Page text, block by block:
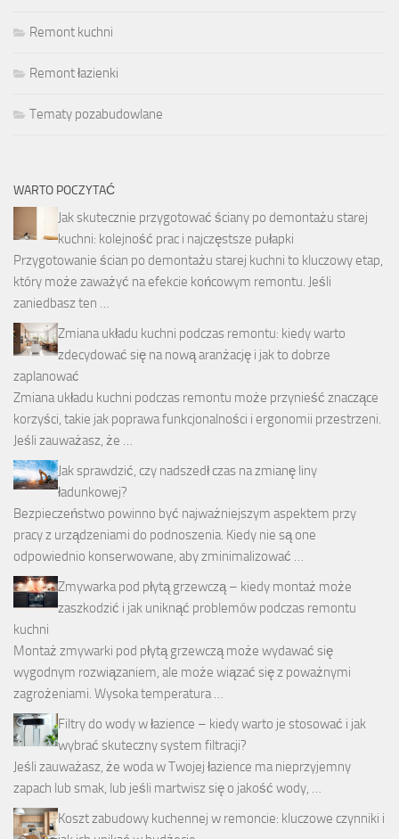
Remont kuchni
Remont łazienki
Tematy pozabudowlane
WARTO POCZYTAĆ
Jak skutecznie przygotować ściany po demontażu starej
kuchni: kolejność prac i najczęstsze pułapki
Przygotowanie ścian po demontażu starej kuchni to kluczowy etap,
który może zaważyć na efekcie końcowym remontu. Jeśli
zaniedbasz ten …
Zmiana układu kuchni podczas remontu: kiedy warto
zdecydować się na nową aranżację i jak to dobrze
zaplanować
Zmiana układu kuchni podczas remontu może przynieść znaczące
korzyści, takie jak poprawa funkcjonalności i ergonomii przestrzeni.
Jeśli zauważasz, że …
Jak sprawdzić, czy nadszedł czas na zmianę liny
ładunkowej?
Bezpieczeństwo powinno być najważniejszym aspektem przy
pracy z urządzeniami do podnoszenia. Kiedy nie są one
odpowiednio konserwowane, aby zminimalizować …
Zmywarka pod płytą grzewczą – kiedy montaż może
zaszkodzić i jak uniknąć problemów podczas remontu
kuchni
Montaż zmywarki pod płytą grzewczą może wydawać się
wygodnym rozwiązaniem, ale może wiązać się z poważnymi
zagrożeniami. Wysoka temperatura …
Filtry do wody w łazience – kiedy warto je stosować i jak
wybrać skuteczny system filtracji?
Jeśli zauważasz, że woda w Twojej łazience ma nieprzyjemny
zapach lub smak, lub jeśli martwisz się o jakość wody, …
Koszt zabudowy kuchennej w remoncie: kluczowe czynniki i